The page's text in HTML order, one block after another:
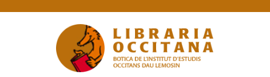
Skip
Skip
Skip